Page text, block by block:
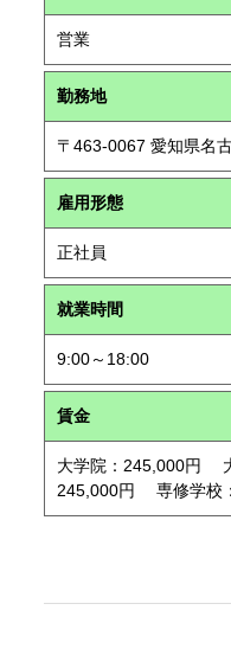
営業
勤務地
〒463-0067 愛知県名
雇用形態
正社員
就業時間
9:00～18:00
賃金
大学院：245,000円
245,000円 専修学校